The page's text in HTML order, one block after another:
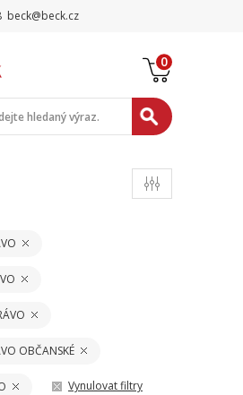
beck@beck.cz
0
OBČANSKÉ
Vynulovat filtry